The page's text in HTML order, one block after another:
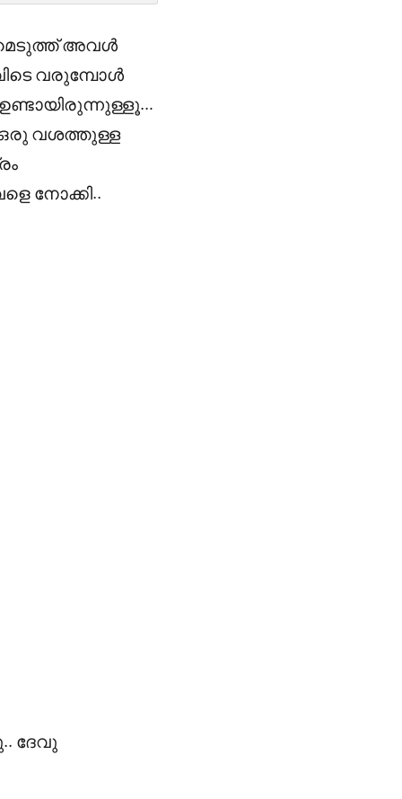
അവൾ
വരുമ്പോൾ
ഒരു വശത്തുള്ള
നോക്കി..
ദേവു